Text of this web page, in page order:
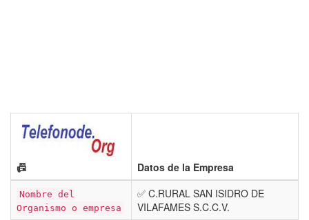
📠 Datos de la Empresa
Nombre del
Organismo o empresa
✅ C.RURAL SAN ISIDRO DE
VILAFAMES S.C.C.V.